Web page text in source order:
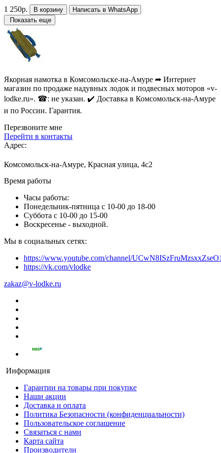
1 250р.
В корзину
Написать в WhatsApp
Показать еще
Якорная намотка в Комсомольске-на-Амуре ➦ Интернет
магазин по продаже надувных лодок и подвесных моторов «v-
lodke.ru». ☎: не указан. ✔️ Доставка в Комсомольск-на-Амуре
и по России. Гарантия.
Перезвоните мне
Перейти в контакты
Адрес:
Комсомольск-на-Амуре, Красная улица, 4с2
Время работы
Часы работы:
Понедельник-пятница с 10-00 до 18-00
Суббота с 10-00 до 15-00
Воскресенье - выходной.
Мы в социальных сетях:
https://www.youtube.com/channel/
https://vk.com/vlodke
zakaz@v-lodke.ru
Информация
Гарантии на товары при покупке
Наши акции
Доставка и оплата
Политика Безопасности (конфиденциальности)
Пользовательское соглашение
Связаться с нами
Карта сайта
Производители